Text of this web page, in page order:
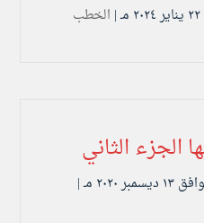
الخطب
الجزء الثاني